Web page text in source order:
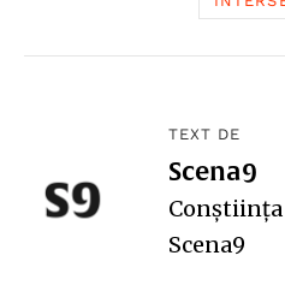
TEXT DE
Scena9
Conștiința
Scena9